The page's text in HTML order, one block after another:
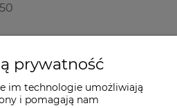
prywatność
im technologie umożliwiają
i pomagają nam